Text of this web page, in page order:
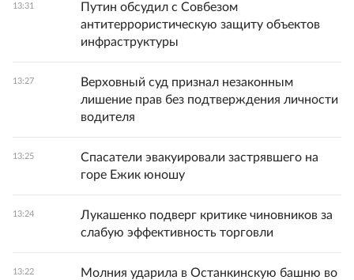
13:31
Путин обсудил с Совбезом
антитеррористическую защиту объектов
инфраструктуры
13:27
Верховный суд признал незаконным
лишение прав без подтверждения личности
водителя
13:25
Спасатели эвакуировали застрявшего на
горе Ежик юношу
13:24
Лукашенко подверг критике чиновников за
слабую эффективность торговли
13:22
Молния ударила в Останкинскую башню во